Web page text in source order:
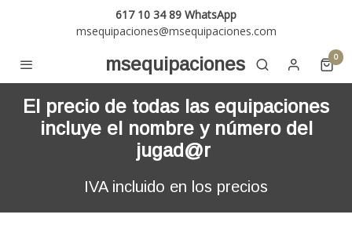
617 10 34 89 WhatsApp
msequipaciones@msequipaciones.com
msequipaciones 0
El precio de todas las equipaciones
incluye el nombre y número del
jugad@r
IVA incluido en los precios